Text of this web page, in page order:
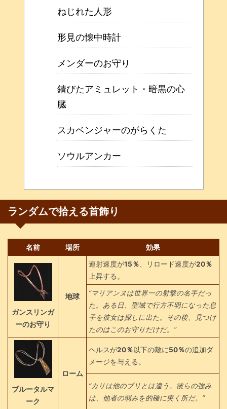
ねじれた人形
形見の懐中時計
メンダーのお守り
錆びたアミュレット・暗黒の心
臓
スカベンジャーのがらくた
ソウルアンカー
ランダムで拾える首飾り
名前 場所 効果
ガンスリンガ
ーのお守り
地球
連射速度が15％、リロード速度が20％
上昇する。
”マリアンヌは世界一の射撃の名手だっ
た。ある日、聖域で行方不明になった息
子を彼女は探しに出た。その後、見つけ
たのはこのお守りだけだ。”
ブルータルマ
ーク
ローム
ヘルスが20％以下の敵に50％の追加ダ
メージを与える。
”カリは他のブリとは違う。彼らの強み
は、他者の弱みを的確に突く所だ。”